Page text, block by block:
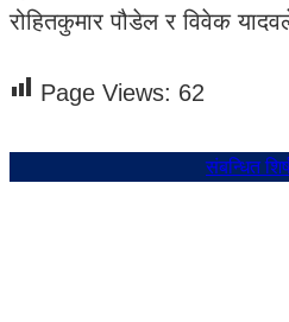
रोहितकुमार पौडेल र विवेक
Page Views: 62
संबन्धित